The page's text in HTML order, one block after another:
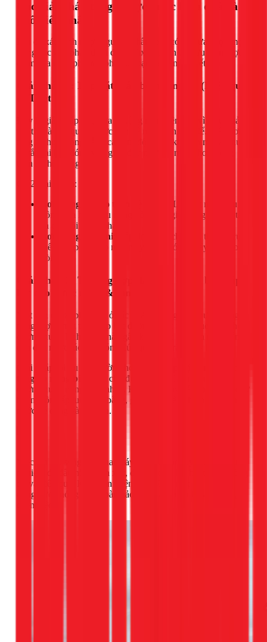
Các giải pháp tăng áp lực nước hiệu quả và
phổ biến nhất
Khi đã xác định được nguyên nhân, bạn có thể lựa chọn một
trong các giải pháp dưới đây. 1Fix sẽ phân tích ưu và nhược
điểm của từng phương pháp để bạn dễ dàng quyết định.
Giải pháp 1: Lắp đặt máy bơm tăng áp (Hiệu quả
& Triệt để)
Đây là giải pháp được ưa chuộng nhất hiện nay vì hiệu quả
tức thì và giải quyết được vấn đề một cách triệt để. Máy bơm
tăng áp hoạt động bằng cách tự động bật khi bạn mở vòi nước
và tắt khi bạn đóng vòi, giúp đẩy nước đi mạnh hơn trong
toàn bộ hệ thống.
Có 2 loại chính:
Bơm tăng áp cho toàn hệ thống:
Lắp đặt ngay sau
bồn chứa hoặc sau đồng hồ nước, giúp tăng áp cho tất
cả các vòi trong nhà.
Bơm tăng áp mini:
Lắp đặt riêng cho một thiết bị cụ
thể cần áp lực cao như máy nước nóng, máy giặt, hoặc
vòi sen.
Giải pháp 2: Trường hợp đặc biệt - Cân bằng áp
lực cho nước nóng & lạnh
Một vấn đề rất phổ biến ở các nhà sử dụng máy nước nóng
năng lượng mặt trời là áp lực đường nước nóng luôn yếu hơn
đường nước lạnh. Điều này gây khó khăn khi pha nước tắm,
dẫn đến nước lúc quá nóng, lúc quá lạnh rất nguy hiểm.
Giải pháp tối ưu cho trường hợp này là
tăng áp riêng biệt
: một cho đường nước lạnh và một cho
đường nước nóng chịu nhiệt. Hệ thống này đảm bảo áp lực từ
hai nguồn cấp luôn cân bằng, giúp bạn điều chỉnh nhiệt độ
nước dễ dàng và an toàn.
Việc lắp đặt song song hai máy bơm đòi hỏi kỹ thuật và kinh
nghiệm để đấu nối chính xác, đảm bảo cả hai hoạt động đồng
bộ và hiệu quả. Khi hoàn thiện, bạn sẽ có một trải nghiệm sử
dụng nước nóng lạnh hoàn hảo, không còn lo lắng về áp lực
chênh lệch.